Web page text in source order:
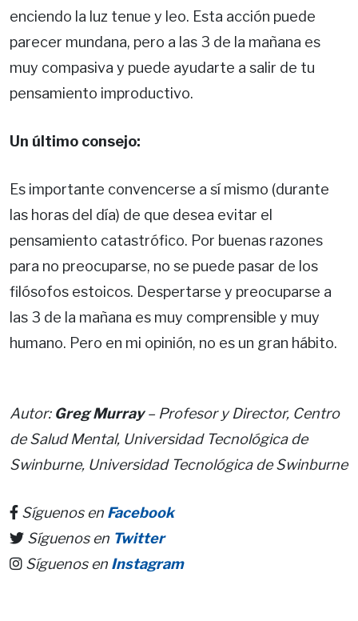
enciendo la luz tenue y leo. Esta acción puede
parecer mundana, pero a las 3 de la mañana es
muy compasiva y puede ayudarte a salir de tu
pensamiento improductivo.
Un último consejo:
Es importante convencerse a sí mismo (durante
las horas del día) de que desea evitar el
pensamiento catastrófico. Por buenas razones
para no preocuparse, no se puede pasar de los
filósofos estoicos. Despertarse y preocuparse a
las 3 de la mañana es muy comprensible y muy
humano. Pero en mi opinión, no es un gran hábito.
Autor: Greg Murray– Profesor y Director, Centro
de Salud Mental, Universidad Tecnológica de
Swinburne, Universidad Tecnológica de Swinburne
Síguenos en Facebook
Síguenos en Twitter
Síguenos en Instagram